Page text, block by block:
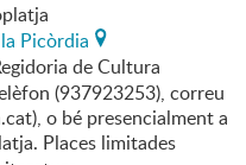
Picòrdia
de Cultura
(937923253), correu
o bé presencialment a
Places limitades